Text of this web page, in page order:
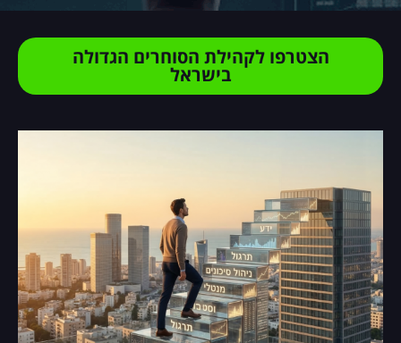
הצטרפו לקהילת הסוחרים הגדולה
בישראל